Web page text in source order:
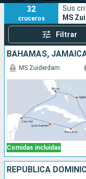
32
cruceros
Sus
MS
Filtrar
Comidas incluidas
MS Zuiderdam